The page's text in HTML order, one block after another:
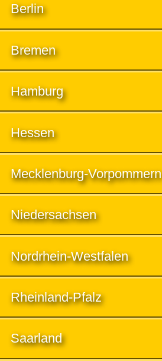
Berlin
Bremen
Hamburg
Hessen
Mecklenburg-Vorpommern
Niedersachsen
Nordrhein-Westfalen
Rheinland-Pfalz
Saarland